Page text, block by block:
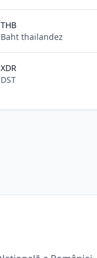
THB
Baht thailandez
XDR
DST